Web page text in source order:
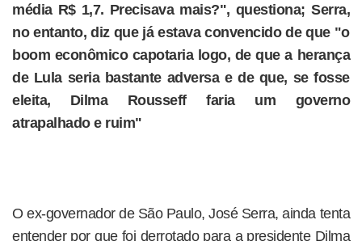
média R$ 1,7. Precisava mais?", questiona; Serra,
no entanto, diz que já estava convencido de que "o
boom econômico capotaria logo, de que a herança
de Lula seria bastante adversa e de que, se fosse
eleita, Dilma Rousseff faria um governo
atrapalhado e ruim"
O ex-governador de São Paulo, José Serra, ainda tenta
entender por que foi derrotado para a presidente Dilma